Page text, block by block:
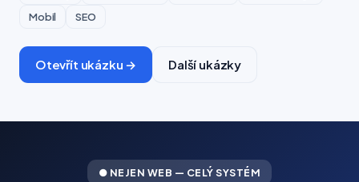
Mobil
SEO
Otevřít ukázku → Další ukázky
● NEJEN WEB — CELÝ SYSTÉM